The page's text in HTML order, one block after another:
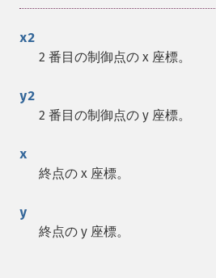
x2
2 番目の制御点の x 座標。
y2
2 番目の制御点の y 座標。
x
終点の x 座標。
y
終点の y 座標。